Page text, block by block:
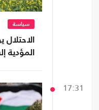
سياسة
المؤدية
17:31